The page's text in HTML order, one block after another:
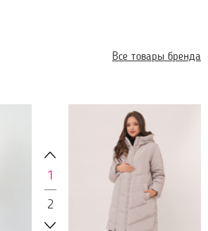
Все товары бренда
1
2